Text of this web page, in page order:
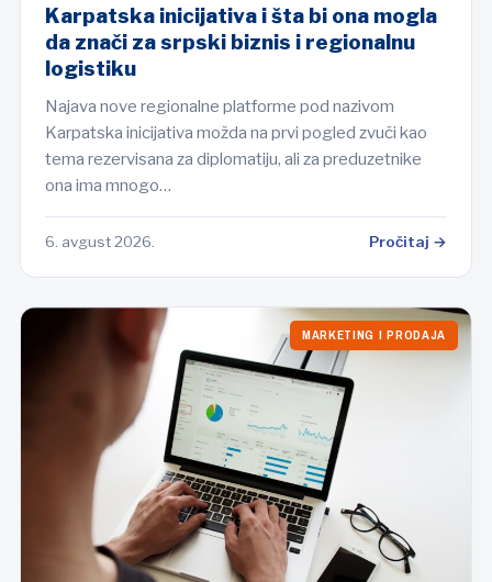
Karpatska inicijativa i šta bi ona mogla
da znači za srpski biznis i regionalnu
logistiku
Najava nove regionalne platforme pod nazivom
Karpatska inicijativa možda na prvi pogled zvuči kao
tema rezervisana za diplomatiju, ali za preduzetnike
ona ima mnogo…
6. avgust 2026. Pročitaj →
MARKETING I PRODAJA